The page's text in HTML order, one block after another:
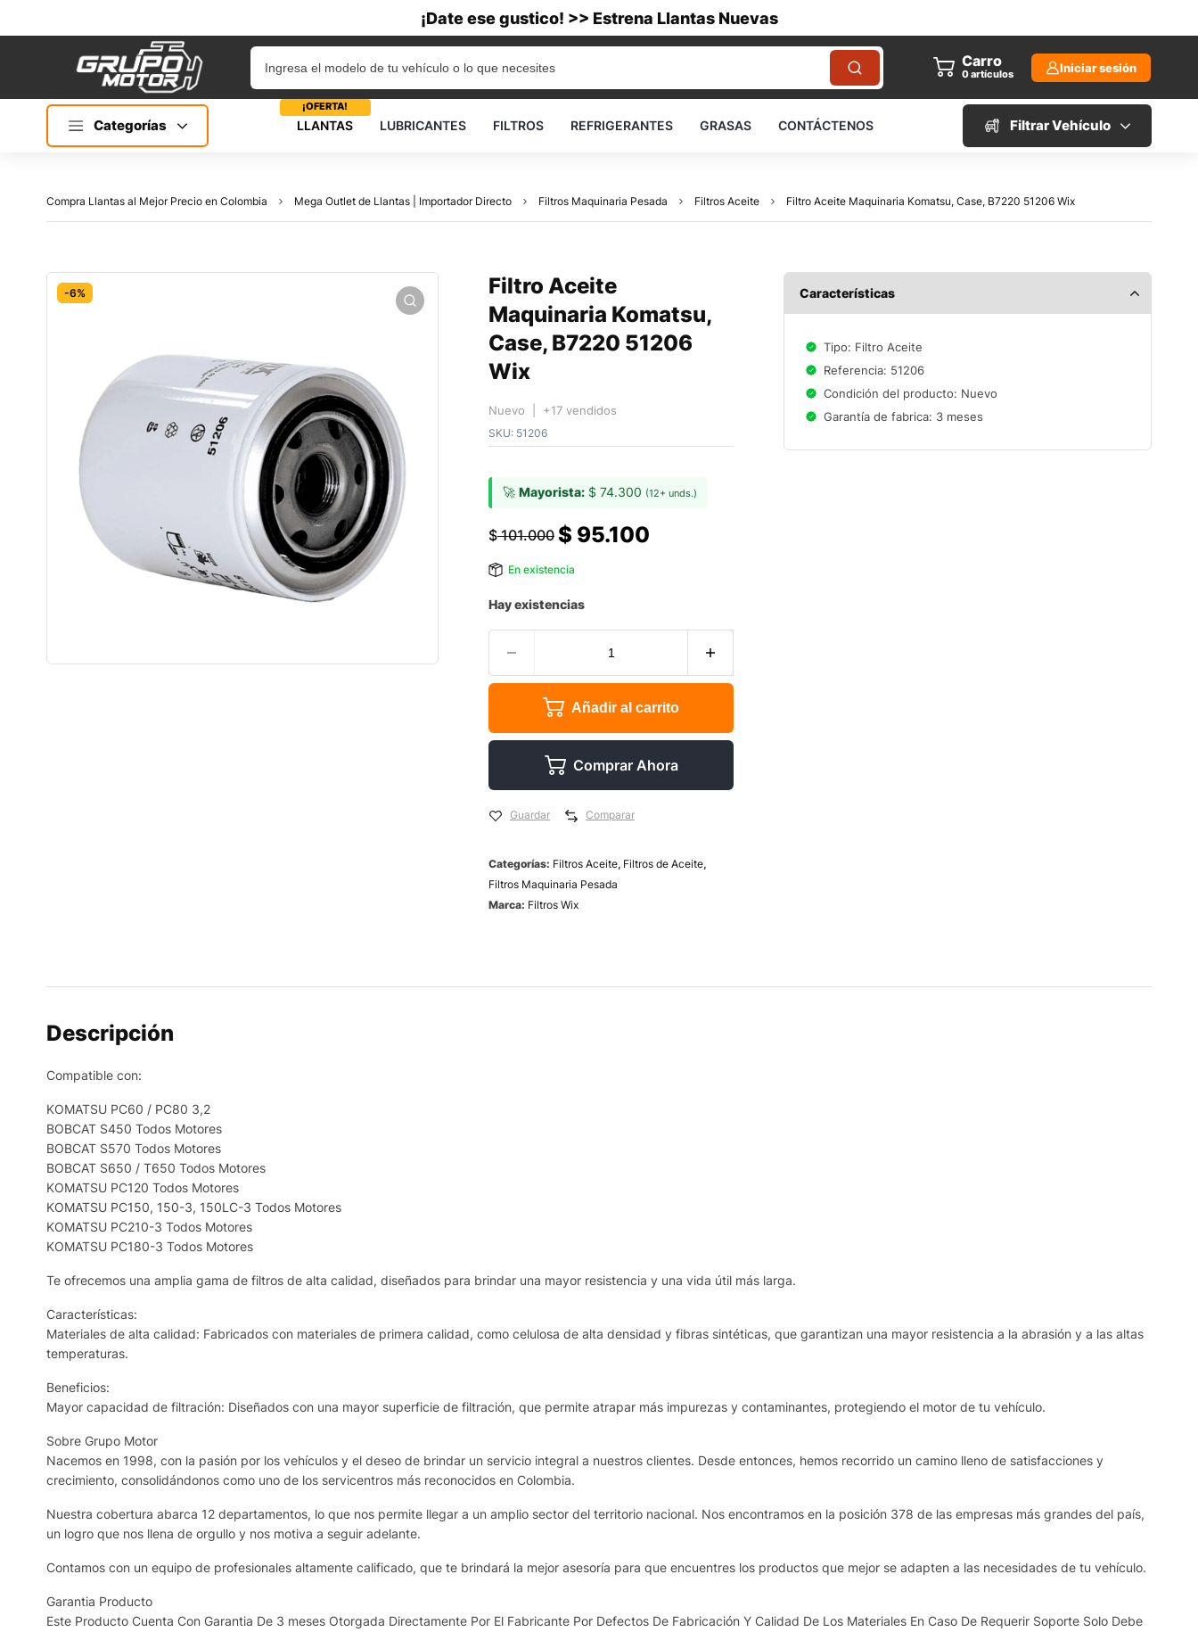
¡Date ese gustico! >> Estrena Llantas Nuevas
Carro
0artículos Iniciar sesión
Categorías LLANTAS
¡OFERTA!
LUBRICANTES FILTROS REFRIGERANTES GRASAS CONTÁCTENOS Filtrar Vehículo
Compra Llantas al Mejor Precio en Colombia Mega Outlet de Llantas | Importador Directo Filtros Maquinaria Pesada Filtros Aceite Filtro Aceite Maquinaria Komatsu, Case, B7220 51206 Wix
-6%
Filtro Aceite
Maquinaria Komatsu,
Case, B7220 51206
Wix
Nuevo | +17 vendidos
SKU: 51206
🚀 Mayorista: $ 74.300 (12+ unds.)
$101.000 $ 95.100
En existencia
Hay existencias
Añadir al carrito
Comprar Ahora
Guardar Comparar
Categorías: Filtros Aceite, Filtros de Aceite,
Filtros Maquinaria Pesada
Marca: Filtros Wix
Características
Tipo: Filtro Aceite
Referencia: 51206
Condición del producto: Nuevo
Garantía de fabrica: 3 meses
Descripción
Compatible con:
KOMATSU PC60 / PC80 3,2
BOBCAT S450 Todos Motores
BOBCAT S570 Todos Motores
BOBCAT S650 / T650 Todos Motores
KOMATSU PC120 Todos Motores
KOMATSU PC150, 150-3, 150LC-3 Todos Motores
KOMATSU PC210-3 Todos Motores
KOMATSU PC180-3 Todos Motores
Te ofrecemos una amplia gama de filtros de alta calidad, diseñados para brindar una mayor resistencia y una vida útil más larga.
Características:
Materiales de alta calidad: Fabricados con materiales de primera calidad, como celulosa de alta densidad y fibras sintéticas, que garantizan una mayor resistencia a la abrasión y a las altas
temperaturas.
Beneficios:
Mayor capacidad de filtración: Diseñados con una mayor superficie de filtración, que permite atrapar más impurezas y contaminantes, protegiendo el motor de tu vehículo.
Sobre Grupo Motor
Nacemos en 1998, con la pasión por los vehículos y el deseo de brindar un servicio integral a nuestros clientes. Desde entonces, hemos recorrido un camino lleno de satisfacciones y
crecimiento, consolidándonos como uno de los servicentros más reconocidos en Colombia.
Nuestra cobertura abarca 12 departamentos, lo que nos permite llegar a un amplio sector del territorio nacional. Nos encontramos en la posición 378 de las empresas más grandes del país,
un logro que nos llena de orgullo y nos motiva a seguir adelante.
Contamos con un equipo de profesionales altamente calificado, que te brindará la mejor asesoría para que encuentres los productos que mejor se adapten a las necesidades de tu vehículo.
Garantia Producto
Este Producto Cuenta Con Garantia De 3 meses Otorgada Directamente Por El Fabricante Por Defectos De Fabricación Y Calidad De Los Materiales En Caso De Requerir Soporte Solo Debe